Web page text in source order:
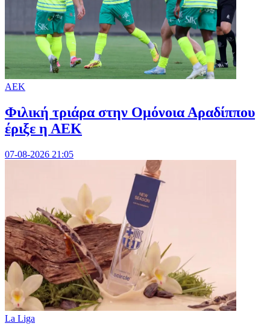
ΑΕΚ
Φιλική τριάρα στην Ομόνοια Αραδίππου
έριξε η ΑΕΚ
07-08-2026 21:05
La Liga